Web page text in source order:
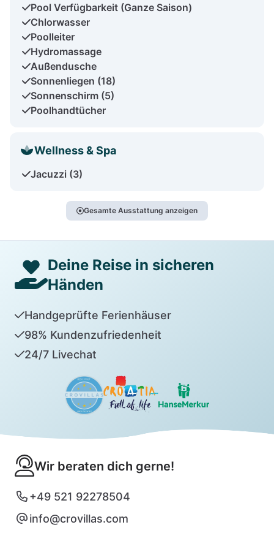
Pool Verfügbarkeit (Ganze Saison)
Chlorwasser
Poolleiter
Hydromassage
Außendusche
Sonnenliegen (18)
Sonnenschirm (5)
Poolhandtücher
Wellness & Spa
Jacuzzi (3)
Gesamte Ausstattung anzeigen
Deine Reise in sicheren
Händen
Handgeprüfte Ferienhäuser
98% Kundenzufriedenheit
24/7 Livechat
Wir beraten dich gerne!
+49 521 92278504
info@crovillas.com